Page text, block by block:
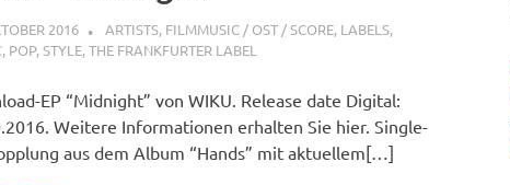
2016 STEFANBRAUN
ARTISTS, FILMMUSIC / OST / SCORE, LABELS,
, POP,STYLE,THE FRANKFURTER LABEL
EP “Midnight” von WIKU. Release date Digital:
Weitere Informationen erhalten Sie hier. Single-
aus dem Album “Hands” mit aktuellem[…]